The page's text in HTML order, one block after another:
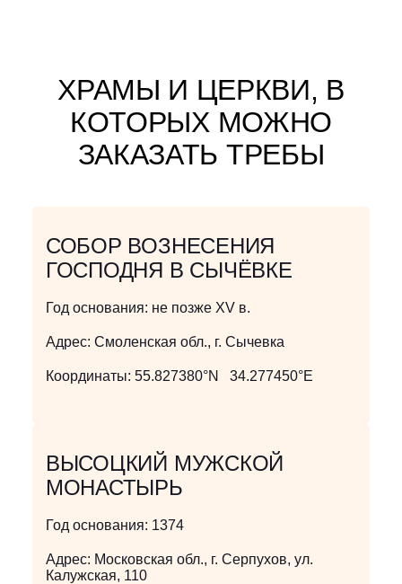
ХРАМЫ И ЦЕРКВИ, В
КОТОРЫХ МОЖНО
ЗАКАЗАТЬ ТРЕБЫ
СОБОР ВОЗНЕСЕНИЯ
ГОСПОДНЯ В СЫЧЁВКЕ
Год основания: не позже XV в.
Адрес: Смоленская обл., г. Сычевка
Координаты: 55.827380°N 34.277450°E
ВЫСОЦКИЙ МУЖСКОЙ
МОНАСТЫРЬ
Год основания: 1374
Адрес: Московская обл., г. Серпухов, ул.
Калужская, 110